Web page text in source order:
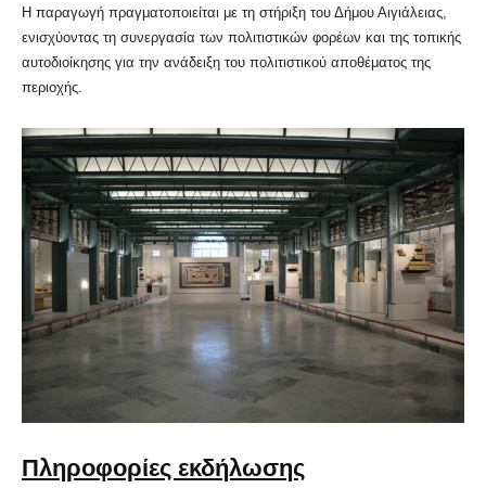
Η παραγωγή πραγματοποιείται με τη στήριξη του Δήμου Αιγιάλειας,
ενισχύοντας τη συνεργασία των πολιτιστικών φορέων και της τοπικής
αυτοδιοίκησης για την ανάδειξη του πολιτιστικού αποθέματος της
περιοχής.
Πληροφορίες εκδήλωσης